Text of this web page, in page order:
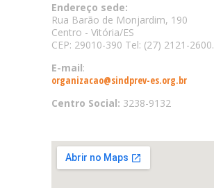
Endereço sede:
Rua Barão de Monjardim, 190
Centro - Vitória/ES
CEP: 29010-390 Tel: (27) 2121-2600.
E-mail:
organizacao@sindprev-es.org.br
Centro Social: 3238-9132